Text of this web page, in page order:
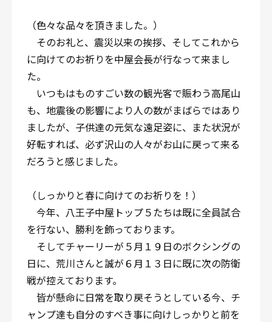
（色々な品々を頂きました。）
そのお礼と、震災以来の挨拶、そしてこれから
に向けてのお祈りを中屋会長が行なって来まし
た。
いつもはものすごい数の観光客で賑わう高尾山
も、地震後の影響により人の数がまばらではあり
ましたが、子供達の元気な遠足姿に、また状況が
好転すれば、必ず沢山の人々がお山に戻って来る
だろうと感じました。
（しっかりと春に向けてのお祈りを！）
今年、八王子中屋トップ５たちは既に全員試合
を行ない、勝利を飾っております。
そしてチャーリーが５月１９日のボクシングの
日に、荒川さんと誠が６月１３日に既に次の防衛
戦が控えております。
皆が懸命に日常を取り戻そうとしている今、チ
ャンプ達も自分のすべき事に向けしっかりと前を